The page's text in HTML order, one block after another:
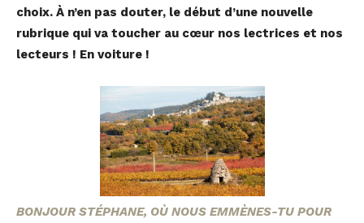
choix. À n’en pas douter, le début d’une nouvelle
rubrique qui va toucher au cœur nos lectrices et nos
lecteurs ! En voiture !
BONJOUR STÉPHANE, OÙ NOUS EMMÈNES-TU POUR